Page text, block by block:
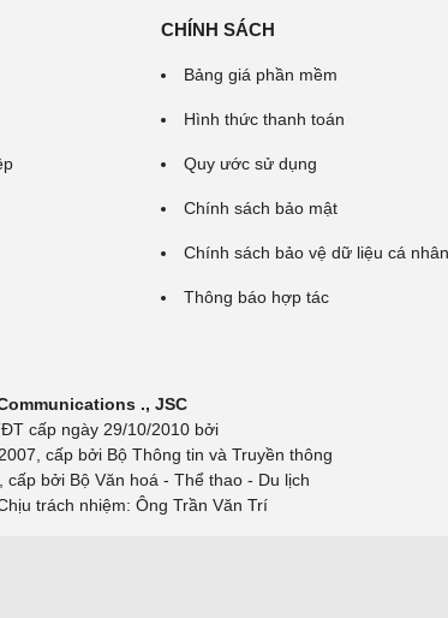
CHÍNH SÁCH
Bảng giá phần mềm
Hình thức thanh toán
Quy ước sử dụng
Chính sách bảo mật
Chính sách bảo vệ dữ liệu cá nhân
Thông báo hợp tác
., JSC
cấp ngày 29/10/2010 bởi
cấp bởi Bộ Thông tin và Truyền thông
bởi Bộ Văn hoá - Thể thao - Du lịch
trách nhiệm: Ông Trần Văn Trí